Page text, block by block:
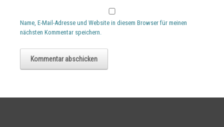
Name, E-Mail-Adresse und Website in diesem Browser für meinen
nächsten Kommentar speichern.